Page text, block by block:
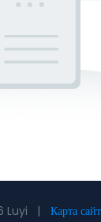
Luyi | Карта